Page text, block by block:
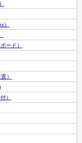
）
ード）
）
）